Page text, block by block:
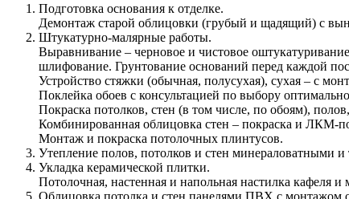
Подготовка основания к отделке.
Демонтаж старой облицовки (грубый и щадящий) с
Штукатурно-малярные работы.
Выравнивание – черновое и чистовое
шлифование. Грунтование оснований перед каждой
Устройство стяжки (обычная, полусухая), сухая – с
Поклейка обоев с консультацией по выбору
Покраска потолков, стен (в том числе, по обоям),
Комбинированная облицовка стен – покраска и ЛКМ-
Монтаж и покраска потолочных плинтусов.
Утепление полов, потолков и стен минераловатными
Укладка керамической плитки.
Потолочная, настенная и напольная настилка кафеля
Облицовка потолка и стен панелями ПВХ с монтажом